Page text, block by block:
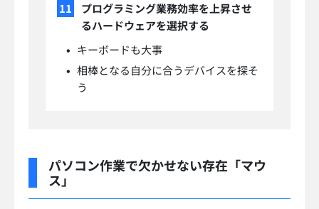
プログラミング業務効率を上昇させ
るハードウェアを選択する
キーボードも大事
相棒となる自分に合うデバイスを探そ
う
パソコン作業で欠かせない存在「マウ
ス」